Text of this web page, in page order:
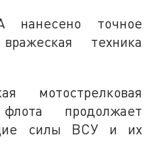
нанесено точное
техника
мотострелковая
продолжает
силы ВСУ и их